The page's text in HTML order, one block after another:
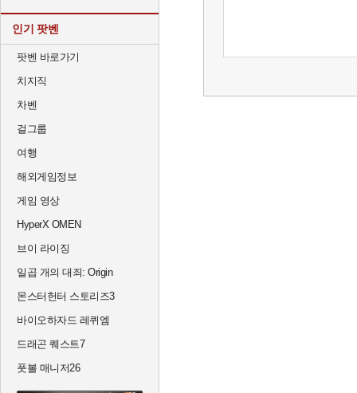
인기 팟벤
팟벤 바로가기
치지직
차벤
걸그룹
여행
해외게임정보
게임 영상
HyperX OMEN
브이 라이징
일곱 개의 대죄: Origin
몬스터헌터 스토리즈3
바이오하자드 레퀴엠
드래곤 퀘스트7
풋볼 매니저26